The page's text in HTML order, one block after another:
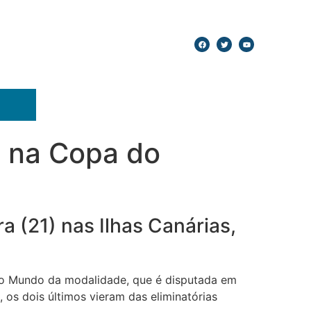
Copa do
(21) nas Ilhas Canárias,
Mundo da modalidade, que é disputada em
os dois últimos vieram das eliminatórias